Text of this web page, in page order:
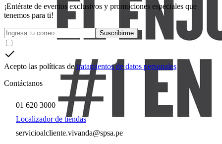
¡Entérate de eventos exclusivos y promociones especiales que
tenemos para ti!
Suscribirme
Acepto las políticas de tratamientos de datos personales
Contáctanos
01 620 3000
Localizador de tiendas
servicioalcliente.vivanda@spsa.pe